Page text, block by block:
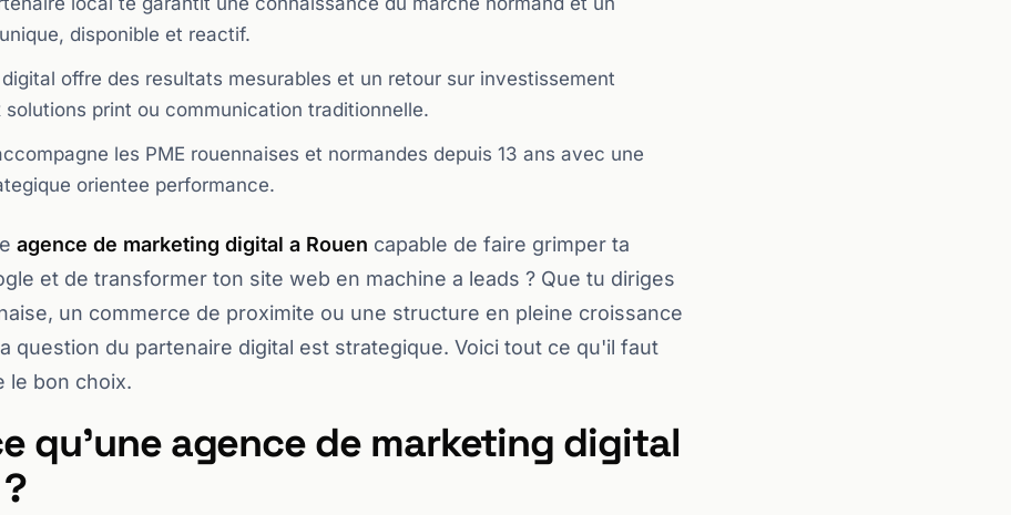
disponible et reactif.
offre des resultats mesurables et un retour sur investissement
solutions print ou communication traditionnelle.
les PME rouennaises et normandes depuis 13 ans avec une
orientee performance.
agence de marketing digital a Rouen capable de faire grimper ta
et de transformer ton site web en machine a leads ? Que tu diriges
un commerce de proximite ou une structure en pleine croissance
question du partenaire digital est strategique. Voici tout ce qu'il faut
le bon choix.
qu'une agence de marketing digital